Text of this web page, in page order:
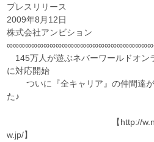
プレスリリース
2009年8月12日
株式会社アンビション
145万人が遊ぶネバーワールドオン
に対応開始
ついに『全キャリア』の仲間達が
た♪
【http://
w.jp/】